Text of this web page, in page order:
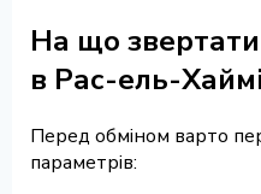
На що звертати
в Рас-ель-
Перед обміном варто
параметрів: